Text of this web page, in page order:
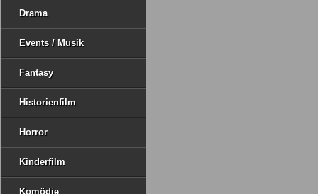
Drama
Events / Musik
Fantasy
Historienfilm
Horror
Kinderfilm
Komödie